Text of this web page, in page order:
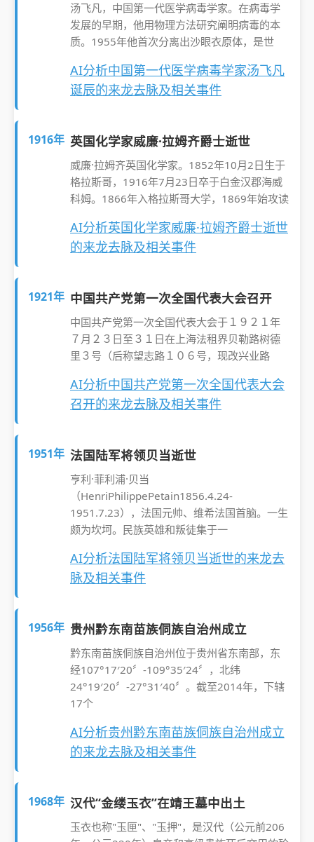
汤飞凡，中国第一代医学病毒学家。在病毒学
发展的早期，他用物理方法研究阐明病毒的本
质。1955年他首次分离出沙眼衣原体，是世
AI分析中国第一代医学病毒学家汤飞凡
诞辰的来龙去脉及相关事件
1916年 英国化学家威廉·拉姆齐爵士逝世
威廉·拉姆齐英国化学家。1852年10月2日生于
格拉斯哥，1916年7月23日卒于白金汉郡海威
科姆。1866年入格拉斯哥大学，1869年始攻读
AI分析英国化学家威廉·拉姆齐爵士逝世
的来龙去脉及相关事件
1921年 中国共产党第一次全国代表大会召开
中国共产党第一次全国代表大会于１９２１年
７月２３日至３１日在上海法租界贝勒路树德
里３号（后称望志路１０６号，现改兴业路
AI分析中国共产党第一次全国代表大会
召开的来龙去脉及相关事件
1951年 法国陆军将领贝当逝世
亨利·菲利浦·贝当
（HenriPhilippePetain1856.4.24-
1951.7.23），法国元帅、维希法国首脑。一生
颇为坎坷。民族英雄和叛徒集于一
AI分析法国陆军将领贝当逝世的来龙去
脉及相关事件
1956年 贵州黔东南苗族侗族自治州成立
黔东南苗族侗族自治州位于贵州省东南部，东
经107°17′20〞-109°35′24〞，北纬
24°19′20〞-27°31′40〞。截至2014年，下辖
17个
AI分析贵州黔东南苗族侗族自治州成立
的来龙去脉及相关事件
1968年 汉代“金缕玉衣”在靖王墓中出土
玉衣也称"玉匣"、"玉押"，是汉代（公元前206